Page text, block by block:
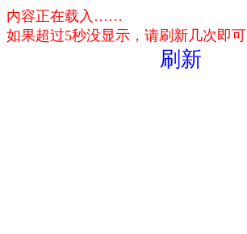
内容正在载入……
如果超过5秒没显示，请刷新几次即可
刷新